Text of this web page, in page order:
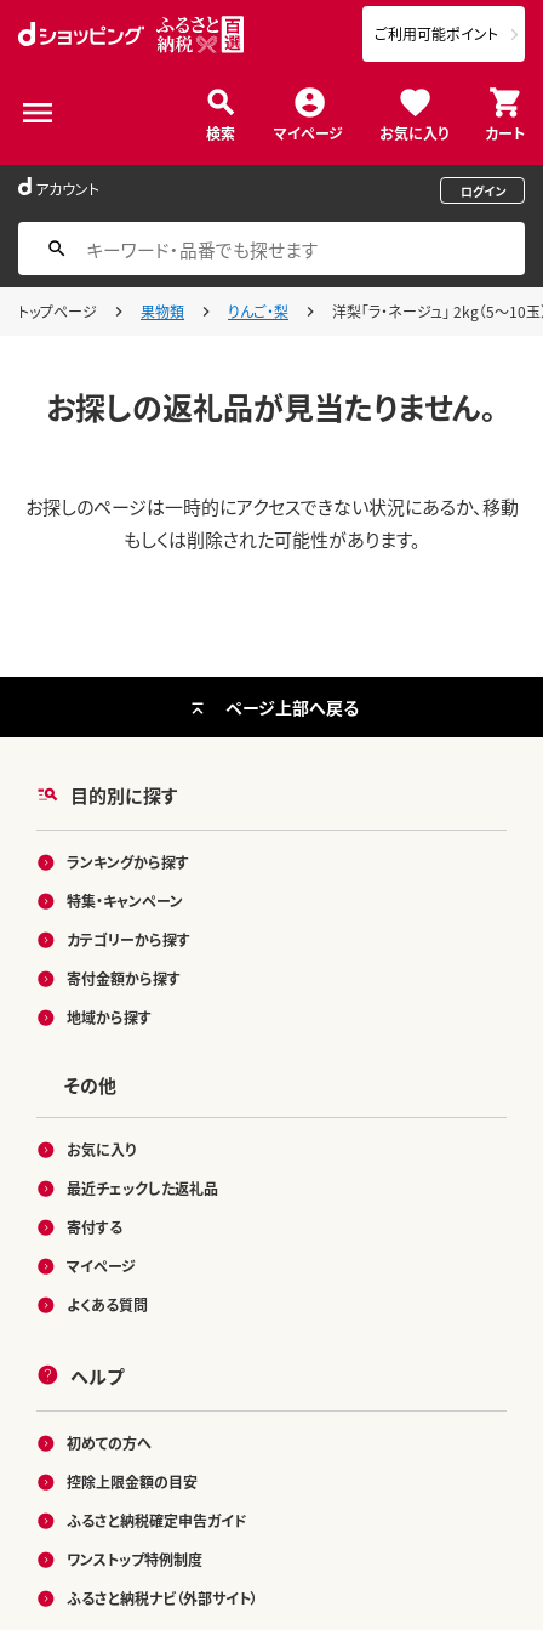
検索 マイページ お気に入り カート
ご利用可能ポイント
アカウント ログイン
トップページ 果物類 りんご・梨 洋梨「ラ・ネージュ」 2kg（5～
お探しの返礼品が見当たりません。
お探しのページは一時的にアクセスできない状況にあるか、移動
もしくは削除された可能性があります。
目的別に探す
ランキングから探す
特集・キャンペーン
カテゴリーから探す
寄付金額から探す
地域から探す
その他
お気に入り
最近チェックした返礼品
寄付する
マイページ
よくある質問
ヘルプ
初めての方へ
控除上限金額の目安
ふるさと納税確定申告ガイド
ワンストップ特例制度
ふるさと納税ナビ（外部サイト）
ページ上部へ戻る